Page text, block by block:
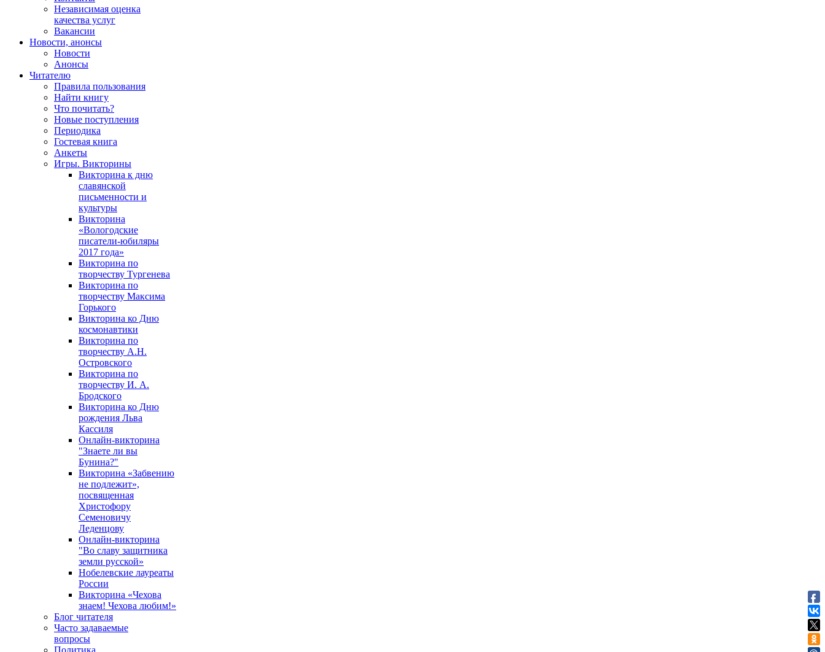
Независимая оценка
качества услуг
Вакансии
Новости, анонсы
Новости
Анонсы
Читателю
Правила пользования
Найти книгу
Что почитать?
Новые поступления
Периодика
Гостевая книга
Анкеты
Игры. Викторины
Викторина к дню
славянской
письменности и
культуры
Викторина
«Вологодские
писатели-юбиляры
2017 года»
Викторина по
творчеству Тургенева
Викторина по
творчеству Максима
Горького
Викторина ко Дню
космонавтики
Викторина по
творчеству А.Н.
Островского
Викторина по
творчеству И. А.
Бродского
Викторина ко Дню
рождения Льва
Кассиля
Онлайн-викторина
"Знаете ли вы
Бунина?"
Викторина «Забвению
не подлежит»,
посвященная
Христофору
Семеновичу
Леденцову
Онлайн-викторина
"Во славу защитника
земли русской»
Нобелевские лауреаты
России
Викторина «Чехова
знаем! Чехова любим!»
Блог читателя
Часто задаваемые
вопросы
Политика